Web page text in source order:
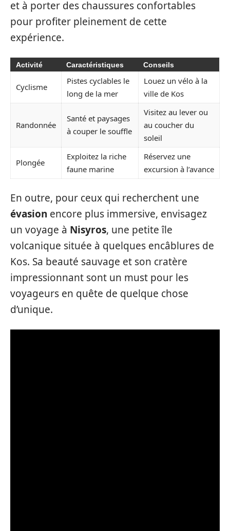
et à porter des chaussures confortables
pour profiter pleinement de cette
expérience.
Activité Caractéristiques Conseils
Cyclisme
Pistes cyclables le
long de la mer
Louez un vélo à la
ville de Kos
Randonnée
Santé et paysages
à couper le souffle
Visitez au lever ou
au coucher du
soleil
Plongée
Exploitez la riche
faune marine
Réservez une
excursion à l’avance
En outre, pour ceux qui recherchent une
évasion encore plus immersive, envisagez
un voyage à Nisyros, une petite île
volcanique située à quelques encâblures de
Kos. Sa beauté sauvage et son cratère
impressionnant sont un must pour les
voyageurs en quête de quelque chose
d’unique.